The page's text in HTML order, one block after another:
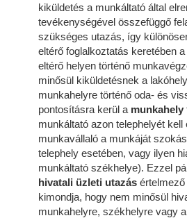
kiküldetés a munkáltató által
tevékenységével összefüggő
szükséges utazás, így
eltérő foglalkoztatás keretében
eltérő helyen történő
minősül kiküldetésnek a
munkahelyre történő oda- és
pontosításra kerül a munkahely
munkáltató azon telephelyét kell
munkavállaló a munkáját
telephely esetében, vagy ilyen
munkáltató székhelye). Ezzel
hivatali üzleti utazás
kimondja, hogy nem minősül
munkahelyre, székhelyre vagy